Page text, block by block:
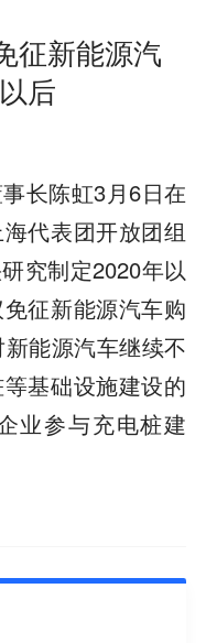
征新能源汽
后
长陈虹3月6日在
代表团开放团组
究制定2020年以
征新能源汽车购
能源汽车继续不
基础设施建设的
业参与充电桩建